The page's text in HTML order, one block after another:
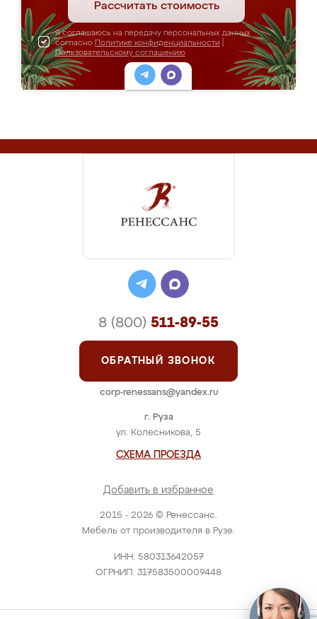
Рассчитать стоимость
Я соглашаюсь на передачу персональных данных
согласно Политике конфиденциальности
Пользовательскому соглашению
2015 - 2026 © Ренессанс.
Мебель от производителя в Рузе.
ИНН: 580313642057
ОГРНИП: 317583500009448
г. Руза
ул. Колесникова, 5
СХЕМА ПРОЕЗДА
Добавить в избранное
8 (800) 511-89-55
ОБРАТНЫЙ ЗВОНОК
corp-renessans@yandex.ru